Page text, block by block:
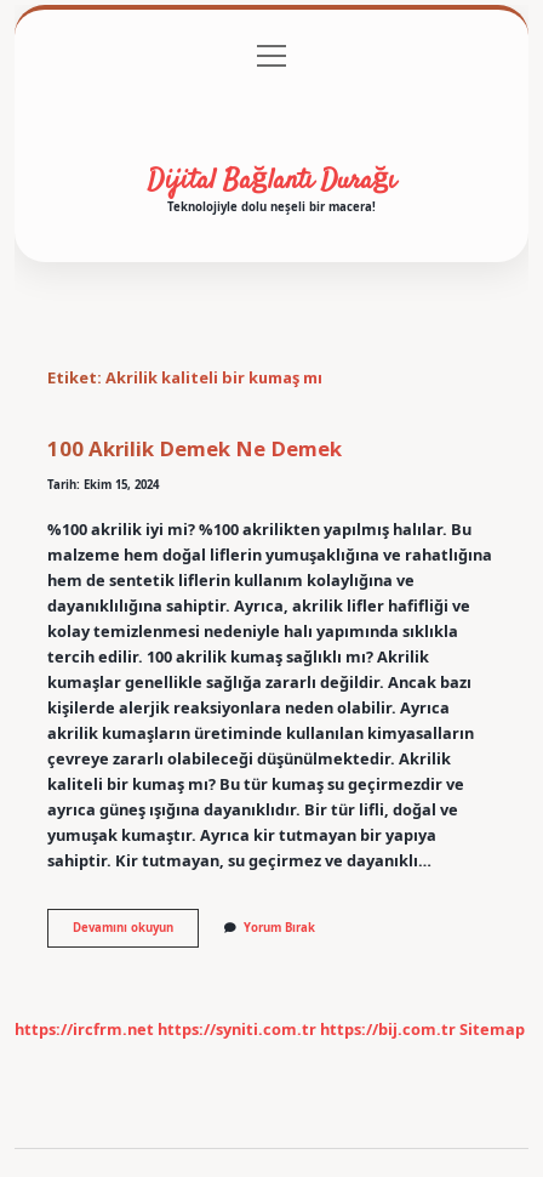
Gizlilik Politikası
menüyü
aç
Dijital Bağlantı Durağı
Teknolojiyle dolu neşeli bir macera!
Etiket: Akrilik kaliteli bir kumaş mı
100 Akrilik Demek Ne Demek
Tarih: Ekim 15, 2024
%100 akrilik iyi mi? %100 akrilikten yapılmış halılar. Bu
malzeme hem doğal liflerin yumuşaklığına ve rahatlığına
hem de sentetik liflerin kullanım kolaylığına ve
dayanıklılığına sahiptir. Ayrıca, akrilik lifler hafifliği ve
kolay temizlenmesi nedeniyle halı yapımında sıklıkla
tercih edilir. 100 akrilik kumaş sağlıklı mı? Akrilik
kumaşlar genellikle sağlığa zararlı değildir. Ancak bazı
kişilerde alerjik reaksiyonlara neden olabilir. Ayrıca
akrilik kumaşların üretiminde kullanılan kimyasalların
çevreye zararlı olabileceği düşünülmektedir. Akrilik
kaliteli bir kumaş mı? Bu tür kumaş su geçirmezdir ve
ayrıca güneş ışığına dayanıklıdır. Bir tür lifli, doğal ve
yumuşak kumaştır. Ayrıca kir tutmayan bir yapıya
sahiptir. Kir tutmayan, su geçirmez ve dayanıklı…
Devamını okuyun100
Akrilik
Yorum Bırak
https://ircfrm.net https://syniti.com.tr https://bij.com.trSitemap